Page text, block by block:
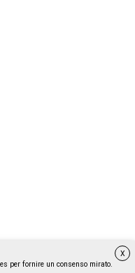
X
per fornire un consenso mirato.